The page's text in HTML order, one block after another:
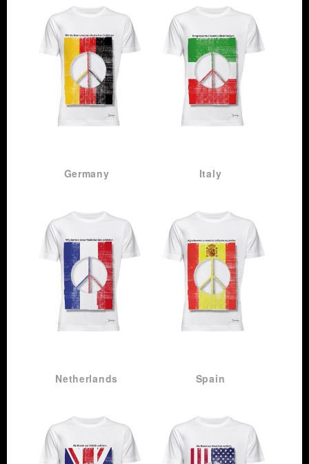
Germany Italy
ZEIG
Netherlands
ZEIG
Spain
ZEIG
ZEIG